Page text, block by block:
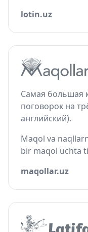
lotin.uz
Самая большая
поговорок на
английский).
Maqol va
bir maqol uchta
maqollar.uz